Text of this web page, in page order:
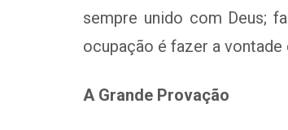
sempre unido com Deus;
ocupação é fazer a vontade
A Grande Provação